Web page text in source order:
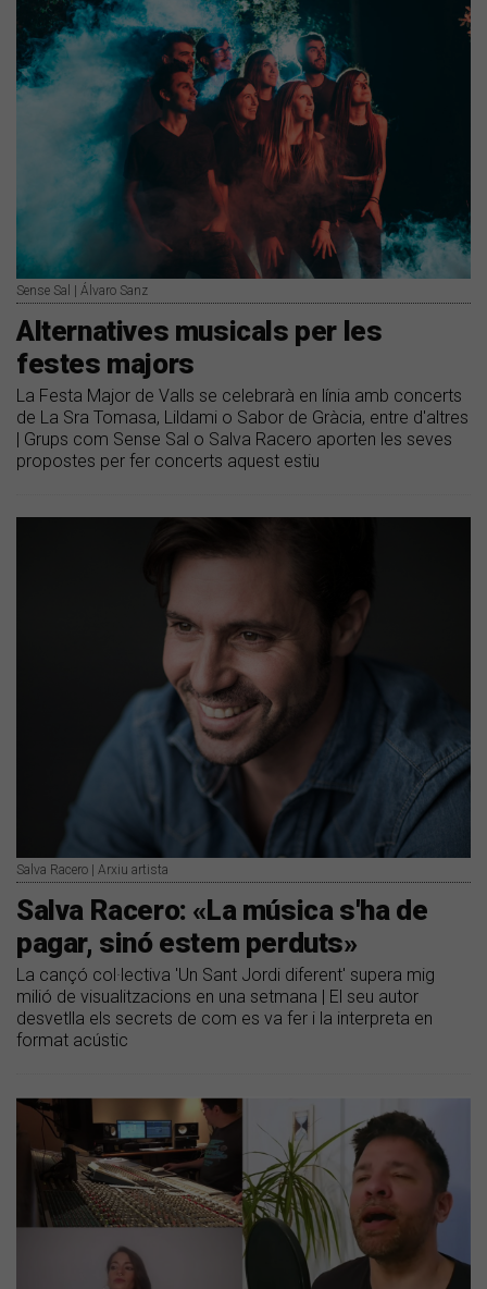
Sense Sal | Álvaro Sanz
Alternatives musicals per les
festes majors
La Festa Major de Valls se celebrarà en línia amb concerts
de La Sra Tomasa, Lildami o Sabor de Gràcia, entre d'altres
| Grups com Sense Sal o Salva Racero aporten les seves
propostes per fer concerts aquest estiu
Salva Racero | Arxiu artista
Salva Racero: «La música s'ha de
pagar, sinó estem perduts»
La cançó col·lectiva 'Un Sant Jordi diferent' supera mig
milió de visualitzacions en una setmana | El seu autor
desvetlla els secrets de com es va fer i la interpreta en
format acústic